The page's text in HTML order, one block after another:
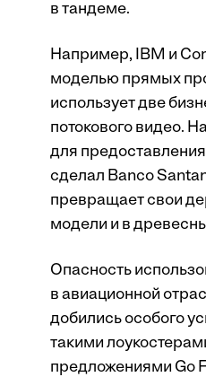
в тандеме.
Например, IBM и
моделью прямых
использует две
потокового видео.
для
сделал Banco
превращает свои
модели и в
Опасность
в авиационной
добились особого
такими
предложениями Go